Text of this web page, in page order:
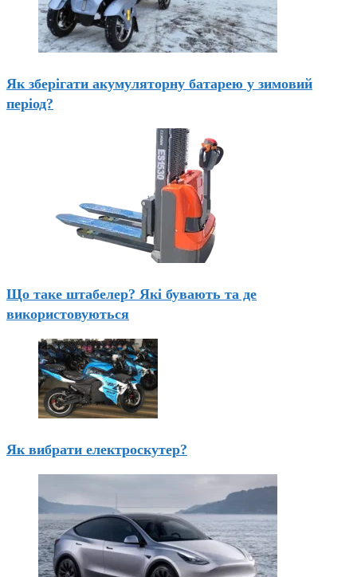
Як зберігати акумуляторну батарею у зимовий
період?
Що таке штабелер? Які бувають та де
використовуються
Як вибрати електроскутер?